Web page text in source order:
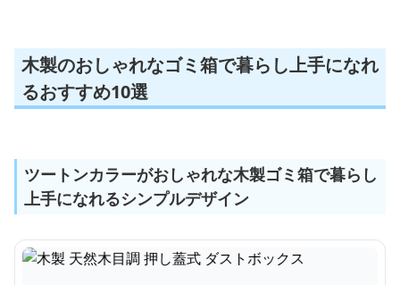
木製のおしゃれなゴミ箱で暮らし上手になれ
るおすすめ10選
ツートンカラーがおしゃれな木製ゴミ箱で暮らし
上手になれるシンプルデザイン